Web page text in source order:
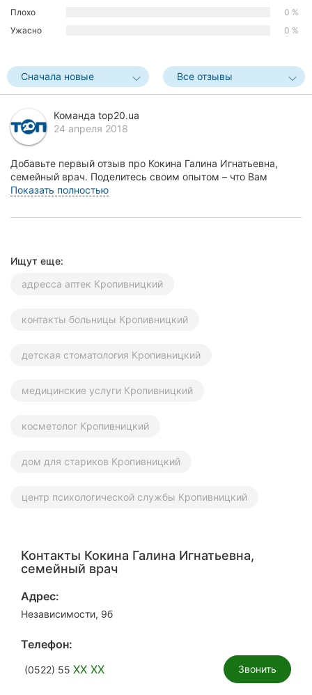
Чернигов
Черновцы
Ивано-
Франковск
Луцк
Плохо
0 %
Ужасно
0 %
Сначала новые Все отзывы
Команда top20.ua
24 апреля 2018
Добавьте первый отзыв про Кокина Галина Игнатьевна,
семейный врач. Поделитесь своим опытом – что Вам
понравилось, а что нет! Это поможет другим жител...
Показать полностью
Ищут еще:
адресса аптек Кропивницкий
контакты больницы Кропивницкий
детская стоматология Кропивницкий
медицинские услуги Кропивницкий
косметолог Кропивницкий
дом для стариков Кропивницкий
центр психологической службы Кропивницкий
Контакты Кокина Галина Игнатьевна,
семейный врач
Адрес:
Независимости, 9б
Телефон:
(0522) 55 XX XX Звонить